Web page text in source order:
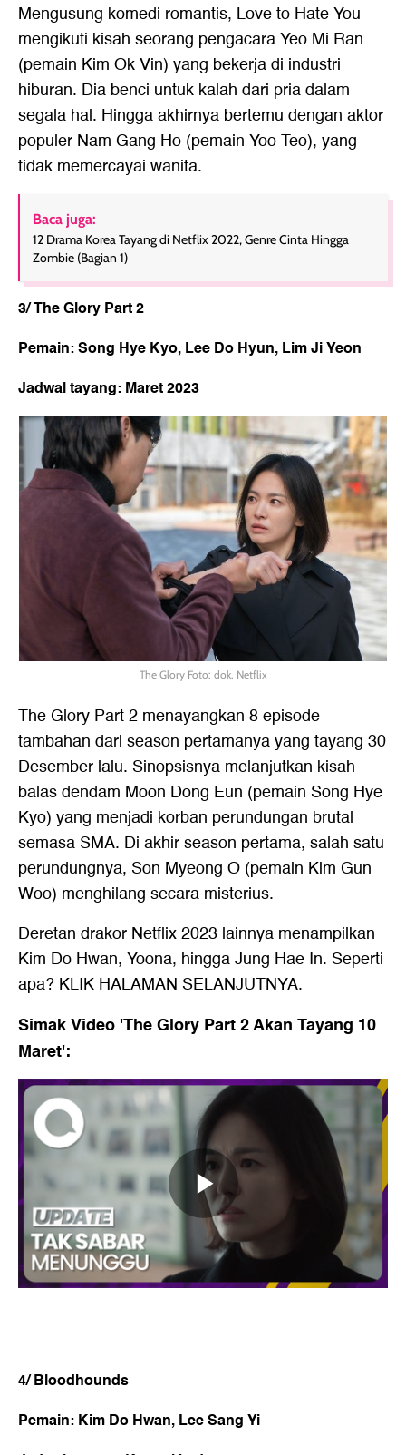
Mengusung komedi romantis, Love to Hate You
mengikuti kisah seorang pengacara Yeo Mi Ran
(pemain Kim Ok Vin) yang bekerja di industri
hiburan. Dia benci untuk kalah dari pria dalam
segala hal. Hingga akhirnya bertemu dengan aktor
populer Nam Gang Ho (pemain Yoo Teo), yang
tidak memercayai wanita.
Baca juga:
12 Drama Korea Tayang di Netflix 2022, Genre Cinta Hingga
Zombie (Bagian 1)
3/ The Glory Part 2
Pemain: Song Hye Kyo, Lee Do Hyun, Lim Ji Yeon
Jadwal tayang: Maret 2023
The Glory Foto: dok. Netflix
The Glory Part 2 menayangkan 8 episode
tambahan dari season pertamanya yang tayang 30
Desember lalu. Sinopsisnya melanjutkan kisah
balas dendam Moon Dong Eun (pemain Song Hye
Kyo) yang menjadi korban perundungan brutal
semasa SMA. Di akhir season pertama, salah satu
perundungnya, Son Myeong O (pemain Kim Gun
Woo) menghilang secara misterius.
Deretan drakor Netflix 2023 lainnya menampilkan
Kim Do Hwan, Yoona, hingga Jung Hae In. Seperti
apa? KLIK HALAMAN SELANJUTNYA.
Simak Video 'The Glory Part 2 Akan Tayang 10
Maret':
4/ Bloodhounds
Pemain: Kim Do Hwan, Lee Sang Yi